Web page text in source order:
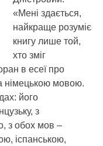
«Мені здається,
найкраще розуміє
книгу лише той,
хто зміг
в есеї про
німецькою мовою.
його
з
з обох мов –
іспанською,